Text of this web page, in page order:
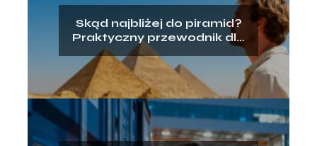
Skąd najbliżej do piramid?
Praktyczny przewodnik dla
turystów